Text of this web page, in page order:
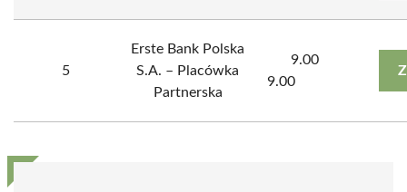
5
Erste Bank Polska
S.A. – Placówka
Partnerska
9.00
9.00